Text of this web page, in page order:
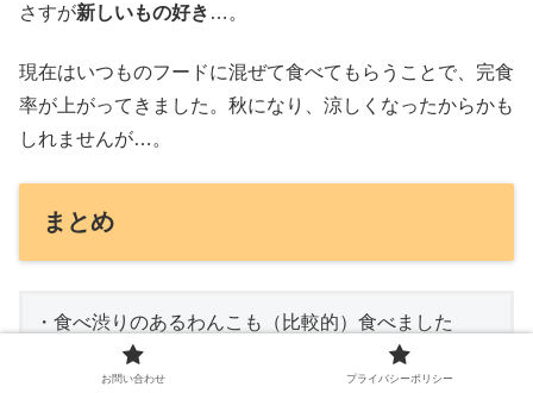
さすが新しいもの好き …。
現在はいつものフードに混ぜて食べてもらうことで、完食
率が上がってきました。秋になり、涼しくなったからかも
しれませんが…。
まとめ
・食べ渋りのあるわんこも（比較的）食べました
・食べるのが大好きなわんこは喜んで食べました
お問い合わせ プライバシーポリシー